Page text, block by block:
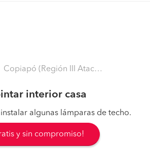
Copiapó (Región III Atacama - Copiapó)
interior casa
algunas lámparas de techo.
y sin compromiso!